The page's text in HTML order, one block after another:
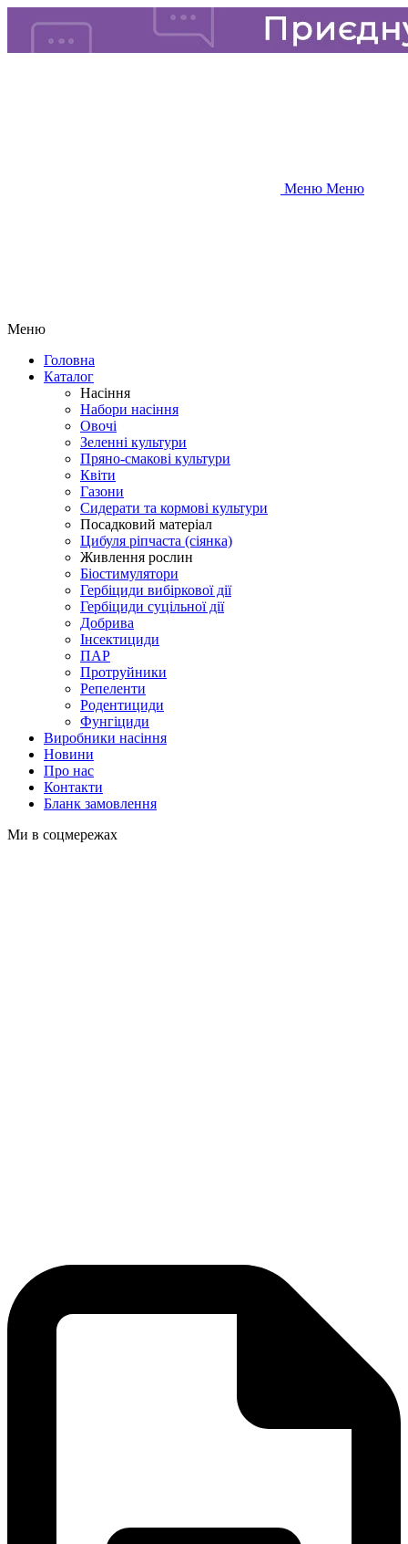
Меню Меню
Меню
Головна
Каталог
Насіння
Набори насіння
Овочі
Зеленні культури
Пряно-смакові культури
Квіти
Газони
Сидерати та кормові культури
Посадковий матеріал
Цибуля ріпчаста (сіянка)
Живлення рослин
Біостимулятори
Гербіциди вибіркової дії
Гербіциди суцільної дії
Добрива
Інсектициди
ПАР
Протруйники
Репеленти
Родентициди
Фунгіциди
Виробники насіння
Новини
Про нас
Контакти
Бланк замовлення
Ми в соцмережах